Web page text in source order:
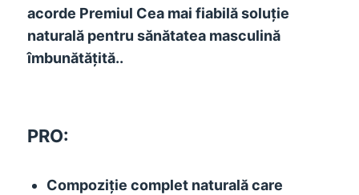
acorde Premiul Cea mai fiabilă soluție
naturală pentru sănătatea masculină
îmbunătățită..
PRO:
Compoziție complet naturală care